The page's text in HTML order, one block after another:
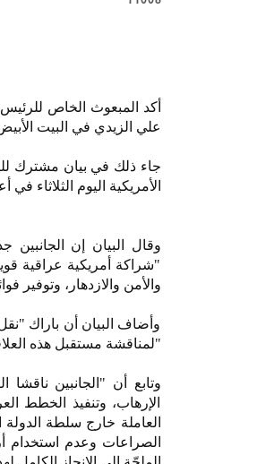
أكد المبعوث الخاص
علي الزيدي في البيت
جاء ذلك في بيان مشترك
الأمريكية اليوم الثلاثاء
وقال البيان إن الجانبين
"شراكة أمريكية عراقية
والأمن والازدهار، وتوفير
وأضاف البيان أن باراك
"لمناقشة مستقبل هذه
وتابع أن "الجانبين
الإرهاب، وتنفيذ الخطط
العاملة خارج سلطة
الصراعات وعدم استخدام